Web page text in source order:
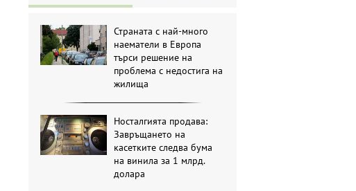
Страната с най-много
наематели в Европа
търси решение на
проблема с недостига на
жилища
Носталгията продава:
Завръщането на
касетките следва бума
на винила за 1 млрд.
долара